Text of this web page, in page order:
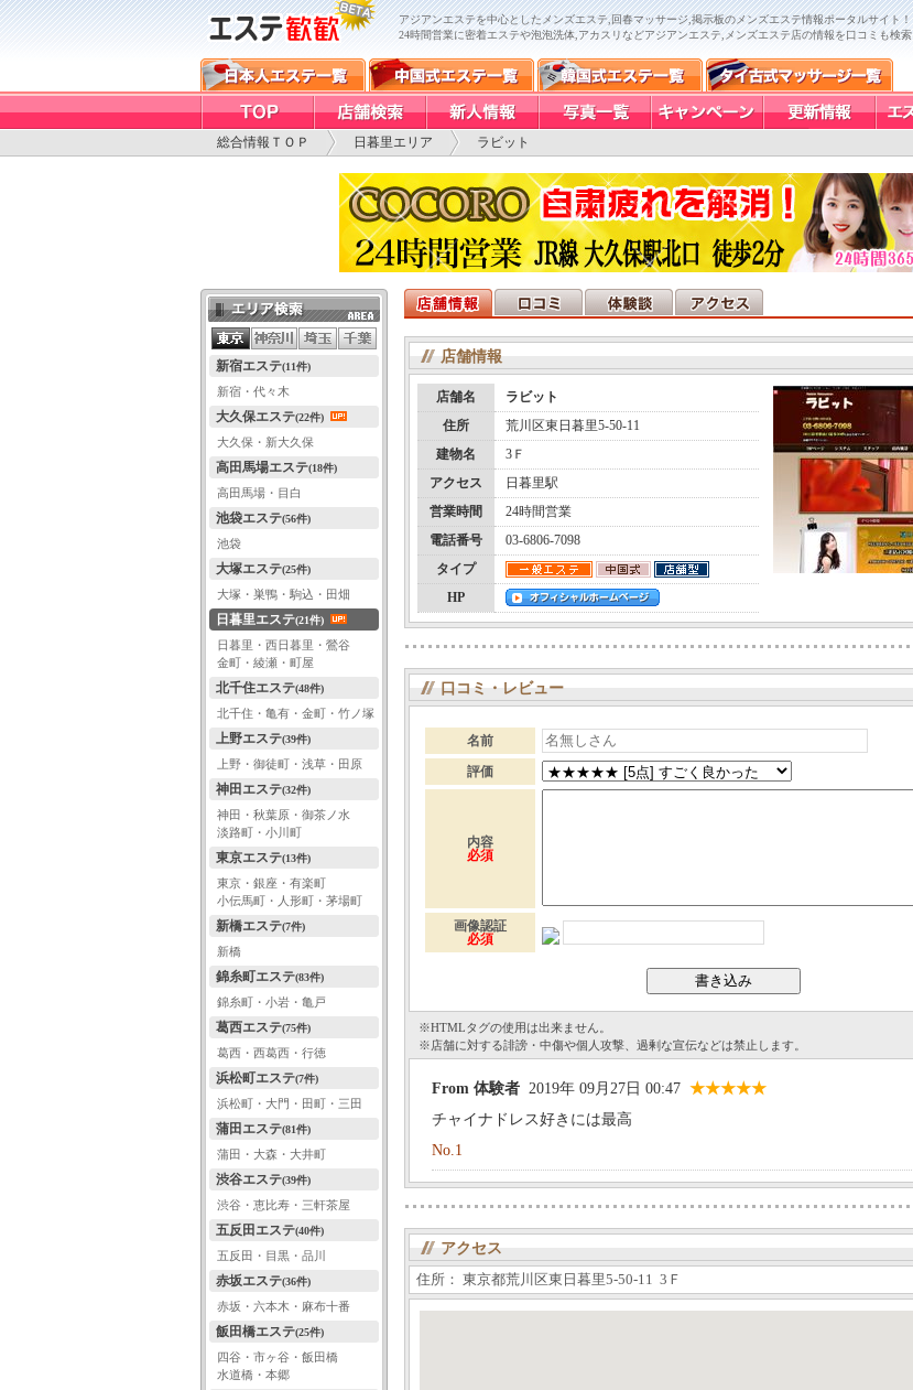
アジアンエステを中心としたメンズエステ,回春マッサージ,掲示板のメンズエステ情報ポータルサイト！
24時間営業に密着エステや泡泡洗体,アカスリなどアジアンエステ,メンズエステ店の情報を口コミも検索
総合情報ＴＯＰ 日暮里エリア ラビット
店舗情報
店舗名
ラビット
住所
荒川区東日暮里5-50-11
建物名
3Ｆ
アクセス
日暮里駅
営業時間
24時間営業
電話番号
03-6806-7098
タイプ
HP
口コミ・レビュー
名前
評価
内容
必須
画像認証
必須
※HTMLタグの使用は出来ません。
※店舗に対する誹謗・中傷や個人攻撃、過剰な宣伝などは禁止します。
From 体験者 2019年 09月27日 00:47 ★★★★★
チャイナドレス好きには最高
No.1
アクセス
住所： 東京都荒川区東日暮里5-50-11 3Ｆ
エリア検索
新宿エステ(11件)
新宿・代々木
大久保エステ(22件)
大久保・新大久保
高田馬場エステ(18件)
高田馬場・目白
池袋エステ(56件)
池袋
大塚エステ(25件)
大塚・巣鴨・駒込・田畑
日暮里エステ(21件)
日暮里・西日暮里・鶯谷
金町・綾瀬・町屋
北千住エステ(48件)
北千住・亀有・金町・竹ノ塚
上野エステ(39件)
上野・御徒町・浅草・田原
神田エステ(32件)
神田・秋葉原・御茶ノ水
淡路町・小川町
東京エステ(13件)
東京・銀座・有楽町
小伝馬町・人形町・茅場町
新橋エステ(7件)
新橋
錦糸町エステ(83件)
錦糸町・小岩・亀戸
葛西エステ(75件)
葛西・西葛西・行徳
浜松町エステ(7件)
浜松町・大門・田町・三田
蒲田エステ(81件)
蒲田・大森・大井町
渋谷エステ(39件)
渋谷・恵比寿・三軒茶屋
五反田エステ(40件)
五反田・目黒・品川
赤坂エステ(36件)
赤坂・六本木・麻布十番
飯田橋エステ(25件)
四谷・市ヶ谷・飯田橋
水道橋・本郷